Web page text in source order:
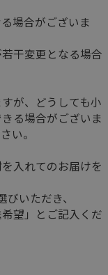
場合がございま
干変更となる場合
が、どうしても小
る場合がございま
い。
入れてのお届けを
いただき、
望」とご記入くだ